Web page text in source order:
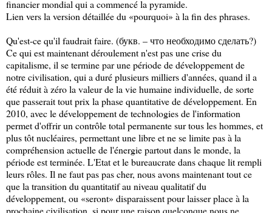
financier mondial qui a commencé la pyramide.
Lien vers la version détaillée du «pourquoi» à la fin des phrases.
Qu'est-ce qu'il faudrait faire. (букв. – что необходимо сделать?)
Ce qui est maintenant déroulement n'est pas une crise du
capitalisme, il se termine par une période de développement de
notre civilisation, qui a duré plusieurs milliers d'années, quand il a
été réduit à zéro la valeur de la vie humaine individuelle, de sorte
que passerait tout prix la phase quantitative de développement. En
2010, avec le développement de technologies de l'information
permet d'offrir un contrôle total permanente sur tous les hommes, et
plus tôt nucléaires, permettant une libre et ne se limite pas à la
compréhension actuelle de l'énergie partout dans le monde, la
période est terminée. L'Etat et le bureaucrate dans chaque lit rempli
leurs rôles. Il ne faut pas pas cher, nous avons maintenant tout ce
que la transition du quantitatif au niveau qualitatif du
développement, ou «seront» disparaissent pour laisser place à la
prochaine civilisation, si pour une raison quelconque nous ne